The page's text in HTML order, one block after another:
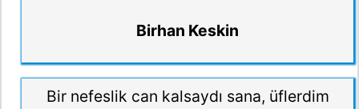
Birhan Keskin
Bir nefeslik can kalsaydı sana, üflerdim